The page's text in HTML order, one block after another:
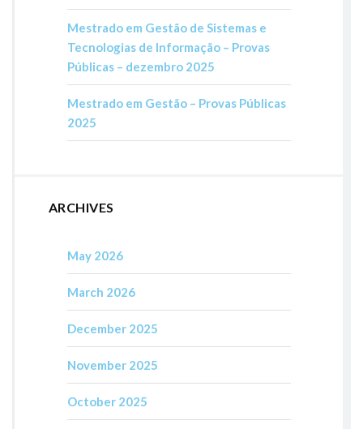
Mestrado em Gestão de Sistemas e
Tecnologias de Informação – Provas
Públicas – dezembro 2025
Mestrado em Gestão – Provas Públicas
2025
ARCHIVES
May 2026
March 2026
December 2025
November 2025
October 2025